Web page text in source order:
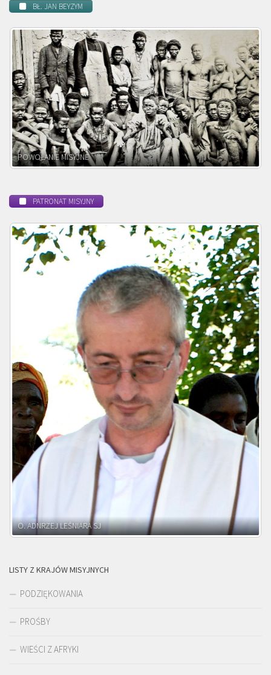
BŁ. JAN BEYZYM
POWOŁANIE MISYJNE
PATRONAT MISYJNY
O. ADNRZEJ LEŚNIARA SJ
LISTY Z KRAJÓW MISYJNYCH
PODZIĘKOWANIA
PROŚBY
WIEŚCI Z AFRYKI